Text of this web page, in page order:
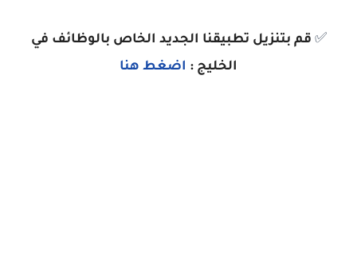
✅ قم بتنزيل تطبيقنا الجديد الخاص بالوظائف في
الخليج : اضغط هنا